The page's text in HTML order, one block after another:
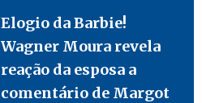
Elogio da Barbie!
Wagner Moura revela
reação da esposa a
comentário de Margot